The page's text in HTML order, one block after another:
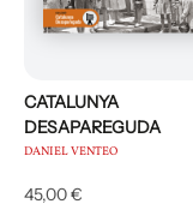
CATALUNYA
DESAPAREGUDA
DANIEL VENTEO
45,00 €